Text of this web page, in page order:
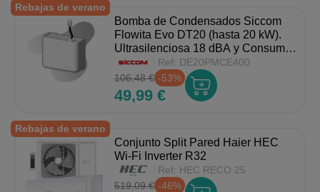
Rebajas de verano
Bomba de Condensados Siccom
Flowita Evo DT20 (hasta 20 kW).
Ultrasilenciosa 18 dBA y Consumo
3W.
Ref: DE20PMCE400
106,48 € -53%
49,99 €
Rebajas de verano
Conjunto Split Pared Haier HEC
Wi-Fi Inverter R32
Ref: HEC RECO 25
519,09 € -46%